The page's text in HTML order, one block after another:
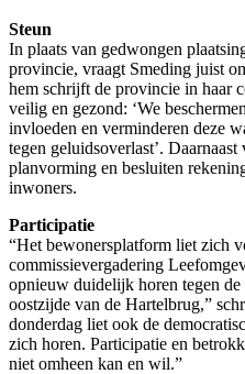
Steun
In plaats van gedwongen
provincie, vraagt Smeding juist
hem schrijft de provincie in haar
veilig en gezond: ‘We
invloeden en verminderen deze
tegen geluidsoverlast’.
planvorming en besluiten
inwoners.
Participatie
“Het bewonersplatform liet zich
commissievergadering
opnieuw duidelijk horen tegen
oostzijde van de Hartelbrug,”
donderdag liet ook de
zich horen. Participatie en
niet omheen kan en wil.”